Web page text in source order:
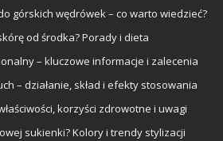
górskich wędrówek – co warto wiedzieć?
od środka? Porady i dieta
– kluczowe informacje i zalecenia
– działanie, skład i efekty stosowania
korzyści zdrowotne i uwagi
sukienki? Kolory i trendy stylizacji